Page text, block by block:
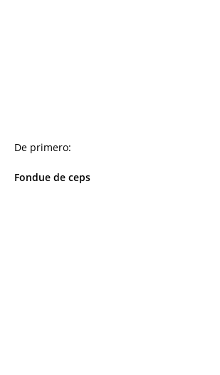
De primero:
Fondue de ceps